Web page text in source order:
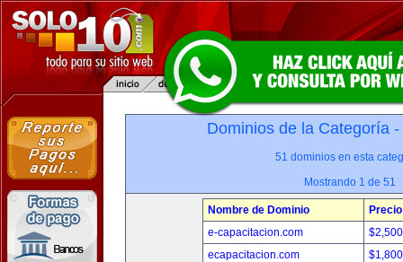
Dominios de la Categoría -
51 dominios en esta
Mostrando 1 de 51
Nombre de Dominio
Precio
e-capacitacion.com
ecapacitacion.com